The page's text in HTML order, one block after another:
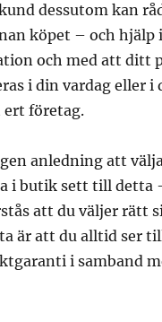
dessutom kan
köpet – och hjälp
och med att ditt
i din vardag eller i
ert företag.
anledning att
i butik sett till detta
att du väljer rätt
är att du alltid ser
i samband